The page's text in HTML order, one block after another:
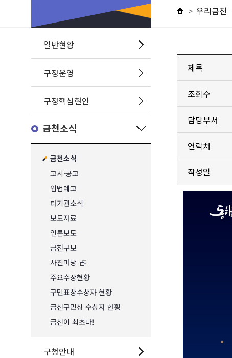
일반현황
구정운영
구정핵심현안
금천소식
금천소식
고시·공고
입법예고
타기관소식
보도자료
언론보도
금천구보
사진마당
주요수상현황
구민표창수상자 현황
금천구민상 수상자 현황
금천이 최초다!
구청안내
우리금천
제목
조회수
담당부서
연락처
작성일